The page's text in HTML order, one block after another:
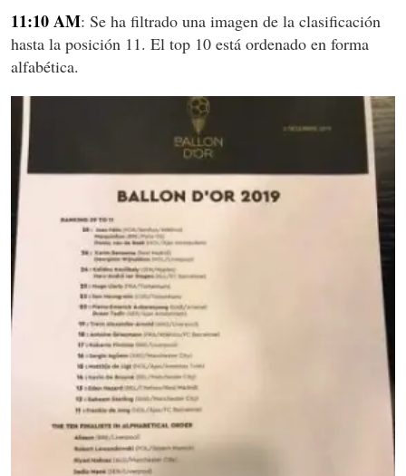
11:10 AM: Se ha filtrado una imagen de la clasificación
hasta la posición 11. El top 10 está ordenado en forma
alfabética.